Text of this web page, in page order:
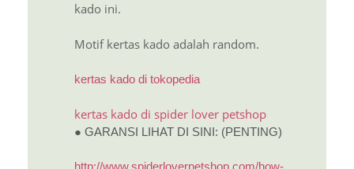
kado ini.
Motif kertas kado adalah random.
kertas kado di tokopedia
kertas kado di spider lover petshop
● GARANSI LIHAT DI SINI: (PENTING)